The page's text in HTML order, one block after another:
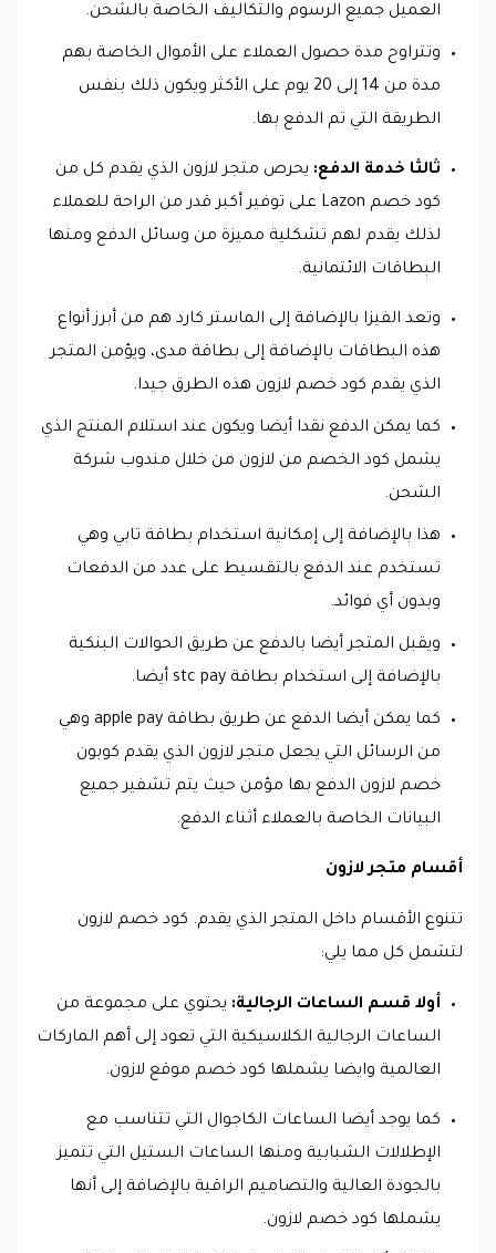
العميل جميع الرسوم والتكاليف الخاصة بالشحن.
وتتراوح مدة حصول العملاء على الأموال الخاصة بهم
مدة من 14 إلى 20 يوم على الأكثر ويكون ذلك بنفس
الطريقة التي تم الدفع بها.
ثالثا خدمة الدفع: يحرص متجر لازون الذي يقدم كل من
كود خصم Lazon على توفير أكبر قدر من الراحة للعملاء
لذلك يقدم لهم تشكلية مميزة من وسائل الدفع ومنها
البطاقات الائتمانية.
وتعد الفيزا بالإضافة إلى الماستر كارد هم من أبرز أنواع
هذه البطاقات بالإضافة إلى بطاقة مدى، ويؤمن المتجر
الذي يقدم كود خصم لازون هذه الطرق جيدا.
كما يمكن الدفع نقدا أيضا ويكون عند استلام المنتج الذي
يشمل كود الخصم من لازون من خلال مندوب شركة
الشحن.
هذا بالإضافة إلى إمكانية استخدام بطاقة تابي وهي
تستخدم عند الدفع بالتقسيط على عدد من الدفعات
وبدون أي فوائد.
ويقبل المتجر أيضا بالدفع عن طريق الحوالات البنكية
بالإضافة إلى استخدام بطاقة stc pay أيضا.
كما يمكن أيضا الدفع عن طريق بطاقة apple pay وهي
من الرسائل التي يجعل متجر لازون الذي يقدم كوبون
خصم لازون الدفع بها مؤمن حيث يتم تشفير جميع
البيانات الخاصة بالعملاء أثناء الدفع.
أقسام متجر لازون
تتنوع الأقسام داخل المتجر الذي يقدم. كود خصم لازون
لتشمل كل مما يلي:
أولا قسم الساعات الرجالية: يحتوي على مجموعة من
الساعات الرجالية الكلاسيكية التي تعود إلى أهم الماركات
العالمية وايضا يشملها كود خصم موقع لازون.
كما يوجد أيضا الساعات الكاجوال التي تتناسب مع
الإطلالات الشبابية ومنها الساعات الستيل التي تتميز
بالجودة العالية والتصاميم الراقية بالإضافة إلى أنها
يشملها كود خصم لازون.